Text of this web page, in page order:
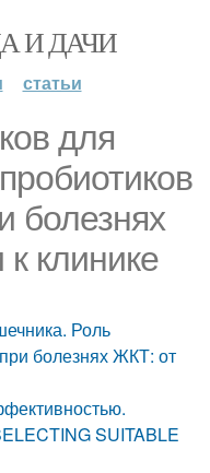
И ДАЧИ
статьи
для
болезнях
клинике
Роль
болезнях ЖКТ: от
SUITABLE